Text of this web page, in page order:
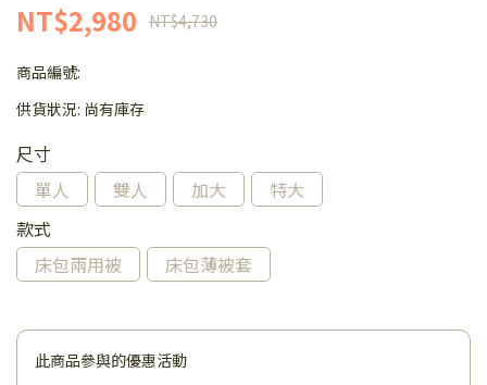
NT$2,980 NT$4,730
商品編號:
供貨狀況: 尚有庫存
尺寸
單人
雙人 加大
特大
款式
床包兩用被
床包薄被套
此商品參與的優惠活動